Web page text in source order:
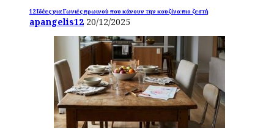
12 Ιδέες για Γωνιές πρωινού που κάνουν την κουζίνα πιο ζεστή
apangelis12 20/12/2025